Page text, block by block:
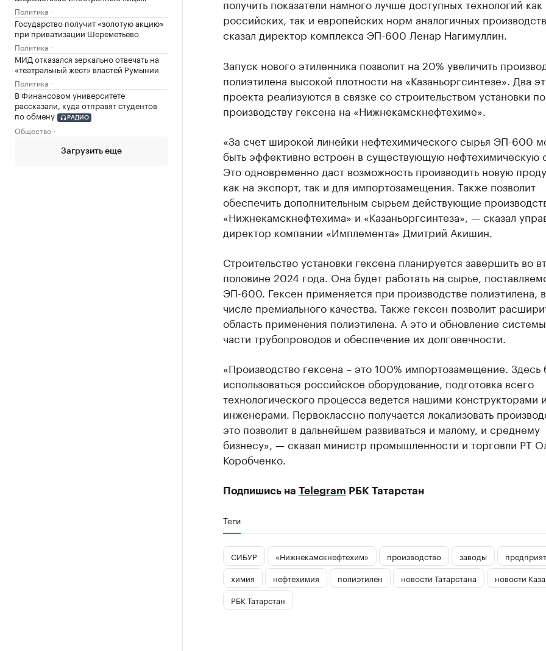
Политика
Государство получит «золотую акцию»
при приватизации Шереметьево
Политика
МИД отказался зеркально отвечать на
«театральный жест» властей Румынии
Политика
В Финансовом университете
рассказали, куда отправят студентов
по обмену
РАДИО
Общество
Загрузить еще
получить показатели намного лучше доступных технологий как
российских, так и европейских норм аналогичных
сказал директор комплекса ЭП-600 Ленар Нагимуллин.
Запуск нового этиленника позволит на 20% увеличить
полиэтилена высокой плотности на «Казаньоргсинтезе». Два
проекта реализуются в связке со строительством установки по
производству гексена на «Нижнекамскнефтехиме».
«За счет широкой линейки нефтехимического сырья ЭП-600
быть эффективно встроен в существующую нефтехимическую
Это одновременно даст возможность производить новую
как на экспорт, так и для импортозамещения. Также позволит
обеспечить дополнительным сырьем действующие
«Нижнекамскнефтехима» и «Казаньоргсинтеза», — сказал
директор компании «Имплемента» Дмитрий Акишин.
Строительство установки гексена планируется завершить во
половине 2024 года. Она будет работать на сырье,
ЭП-600. Гексен применяется при производстве полиэтилена,
числе премиального качества. Также гексен позволит
область применения полиэтилена. А это и обновление
части трубопроводов и обеспечение их долговечности.
«Производство гексена – это 100% импортозамещение. Здесь
использоваться российское оборудование, подготовка всего
технологического процесса ведется нашими конструкторами и
инженерами. Первоклассно получается локализовать
это позволит в дальнейшем развиваться и малому, и среднему
бизнесу», — сказал министр промышленности и торговли РТ
Коробченко.
Подпишись на Telegram РБК Татарстан
Теги
СИБУР «Нижнекамскнефтехим» производство заводы
химия
нефтехимия полиэтилен новости Татарстана
новости
РБК Татарстан